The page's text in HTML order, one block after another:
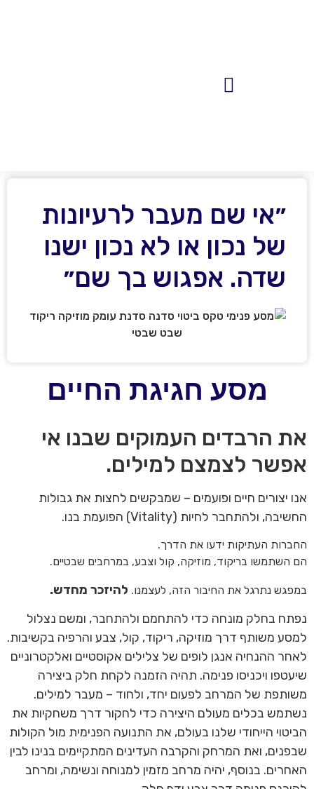
״אי שם מעבר לרעיונות
של נכון או לא נכון ישנו
שדה. אפגוש בך שם״
מסע חגיגת החיים
את הרבדים העמוקים שבנו אי
אפשר לצמצם למילים.
אנו יצורים חיים ופועמים – שמבקשים לחצות את גבולות
החשיבה, ולהתחבר לחיות (Vitality) הפועמת בנו.
החברות העתיקות ידעו את הדרך.
הם השתמשו בריקוד, מוזיקה, קול וצבע, במרחבים שבטיים.
במפגש נתרגל את החיבור הזה, לעצמנו. להיזכר מחדש.
נפתח בחלק מונחה כדי להתחמם ולהתחבר, ומשם נצלול
למסע משותף דרך מוזיקה, ריקוד, קול, צבע והרפיה בקשיבות.
לאחר ההנחיה אנגן לופים של צלילים אקוסטיים ואלקטרוניים
שיעטפו ויכניסו פנימה. תהיה הזמנה לקחת חלק ביצירה
משותפת של המרחב לפעום יחד, ולחוד – מעבר למילים.
נשתמש בכלים מעולם היצירה כדי לחקור דרך משחקיות את
הביטוי הייחודי שלנו בעולם, את התנועה הפנימית מול הקולות
שבפנים, ואת המרחק והקרבה העדינים המתקיימים בנינו לבין
האחרים. בנוסף, יהיה מרחב מזמין למנוחה ונשימה, ומרחב